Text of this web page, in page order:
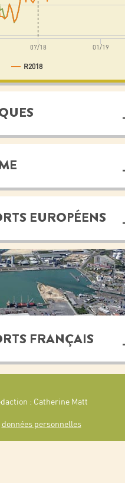
R2018
07/18 01/19
EUROPÉENS
FRANÇAIS
: Catherine Matt
données personnelles